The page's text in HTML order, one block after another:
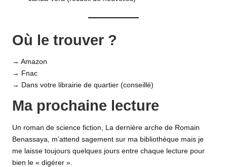
Où le trouver ?
→ Amazon
→ Fnac
→ Dans votre librairie de quartier (conseillé)
Ma prochaine lecture
Un roman de science fiction, La dernière arche de Romain
Benassaya, m’attend sagement sur ma bibliothèque mais je
me laisse toujours quelques jours entre chaque lecture pour
bien le « digérer ».